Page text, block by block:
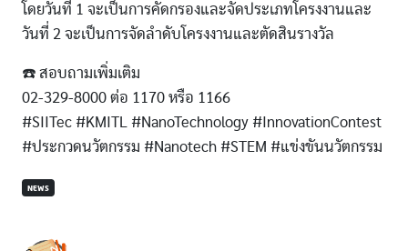
โดยวันที่ 1 จะเป็นการคัดกรองและจัดประเภทโครงงานและ
วันที่ 2 จะเป็นการจัดลำดับโครงงานและตัดสินรางวัล
☎️ สอบถามเพิ่มเติม
02-329-8000 ต่อ 1170 หรือ 1166
#SIITec #KMITL #NanoTechnology #InnovationContest
#ประกวดนวัตกรรม #Nanotech #STEM #แข่งขันนวัตกรรม
NEWS